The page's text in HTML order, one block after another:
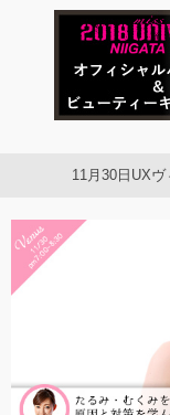
11月30日UXヴ